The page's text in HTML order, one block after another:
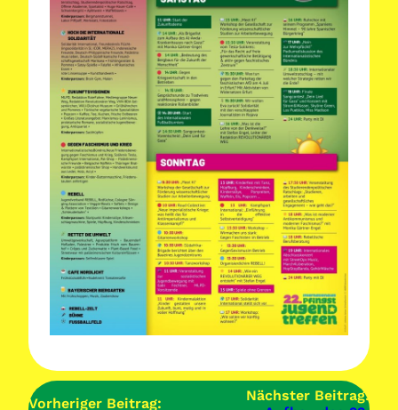
Vorheriger Beitrag:
Nächster Beitrag: